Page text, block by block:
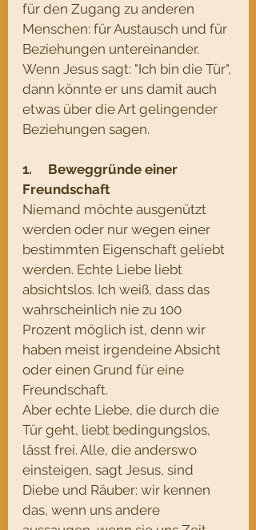
für den Zugang zu anderen
Menschen: für Austausch und für
Beziehungen untereinander.
Wenn Jesus sagt: "Ich bin die Tür",
dann könnte er uns damit auch
etwas über die Art gelingender
Beziehungen sagen.
1.     Beweggründe einer
Freundschaft
Niemand möchte ausgenützt
werden oder nur wegen einer
bestimmten Eigenschaft geliebt
werden. Echte Liebe liebt
absichtslos. Ich weiß, dass das
wahrscheinlich nie zu 100
Prozent möglich ist, denn wir
haben meist irgendeine Absicht
oder einen Grund für eine
Freundschaft.
Aber echte Liebe, die durch die
Tür geht, liebt bedingungslos,
lässt frei. Alle, die anderswo
einsteigen, sagt Jesus, sind
Diebe und Räuber: wir kennen
das, wenn uns andere